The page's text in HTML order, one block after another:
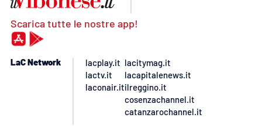
Scarica tutte le nostre app!
LaC Network
lacplay.it
lactv.it
laconair.it
lacitymag.it
lacapitalenews.it
ilreggino.it
cosenzachannel.it
catanzarochannel.it